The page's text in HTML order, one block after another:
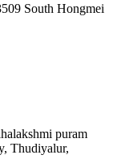
South Hongmei
puram
Thudiyalur,